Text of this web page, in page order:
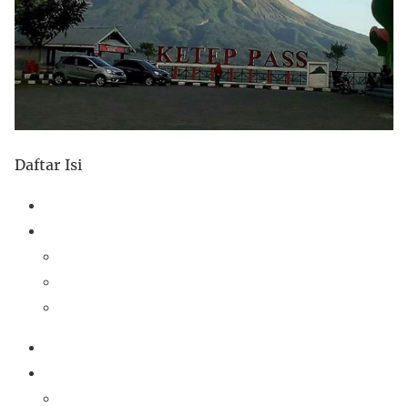
Daftar Isi